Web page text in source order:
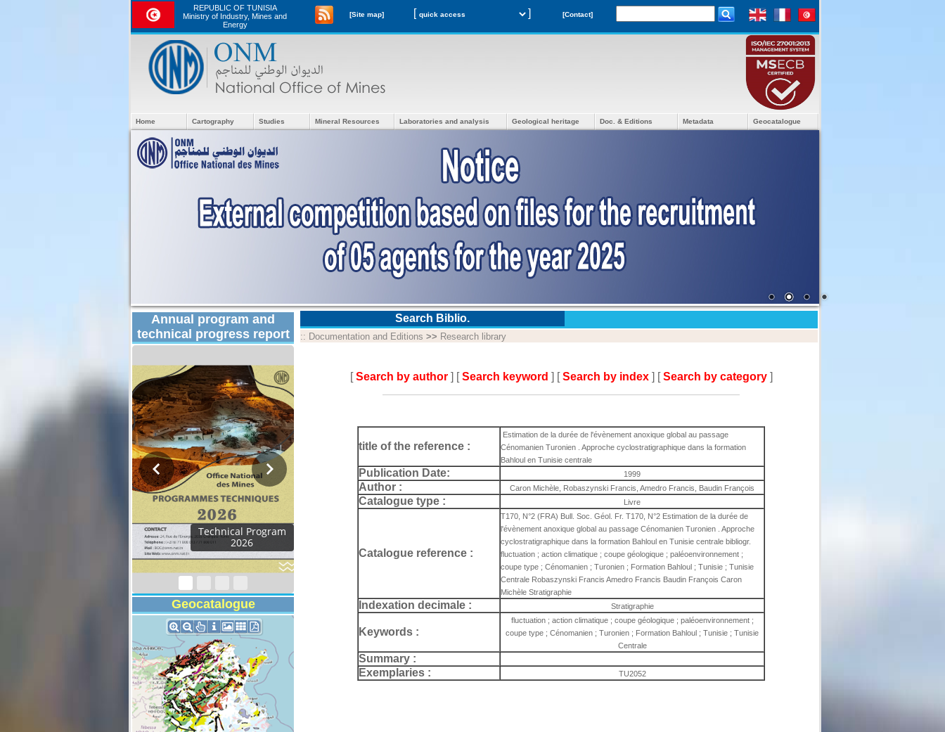
REPUBLIC OF TUNISIA
Ministry of Industry, Mines and
Energy
[Site map] [ ] [Contact]
Home Cartography Studies Mineral Resources Laboratories and analysis Geological heritage Doc. & Editions Metadata Geocatalogue
Annual program and
technical progress report
Technical Program
Geocatalogue
Search Biblio.
:: Documentation and Editions >> Research library
[Search by author ] [Search keyword ] [Search by index ] [Search by category ]
title of the reference :
Estimation de la durée de l'évènement anoxique global au passage
Cénomanien Turonien . Approche cyclostratigraphique dans la formation
Bahloul en Tunisie centrale
Publication Date: 1999
Author : Caron Michèle, Robaszynski Francis, Amedro Francis, Baudin François
Catalogue type : Livre
Catalogue reference :
T170, N°2 (FRA) Bull. Soc. Géol. Fr. T170, N°2 Estimation de la durée de
l'évènement anoxique global au passage Cénomanien Turonien . Approche
cyclostratigraphique dans la formation Bahloul en Tunisie centrale bibliogr.
fluctuation ; action climatique ; coupe géologique ; paléoenvironnement ;
coupe type ; Cénomanien ; Turonien ; Formation Bahloul ; Tunisie ; Tunisie
Centrale Robaszynski Francis Amedro Francis Baudin François Caron
Michèle Stratigraphie
Indexation decimale : Stratigraphie
Keywords :
fluctuation ; action climatique ; coupe géologique ; paléoenvironnement ;
coupe type ; Cénomanien ; Turonien ; Formation Bahloul ; Tunisie ; Tunisie
Centrale
Summary :
Exemplaries :
TU2052